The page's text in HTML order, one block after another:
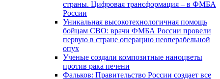
страны. Цифровая трансформация – в ФМБА
России
Уникальная высокотехнологичная помощь
бойцам СВО: врачи ФМБА России провели
первую в стране операцию неоперабельной
опух
Ученые создали композитные наноцветы
против рака печени
Фальков: Правительство России создает все